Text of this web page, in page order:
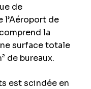
de
l’Aéroport de
la
surface totale
de bureaux.
est scindée en